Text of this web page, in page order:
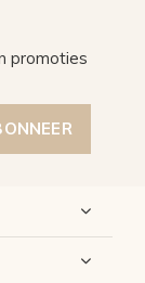
promoties